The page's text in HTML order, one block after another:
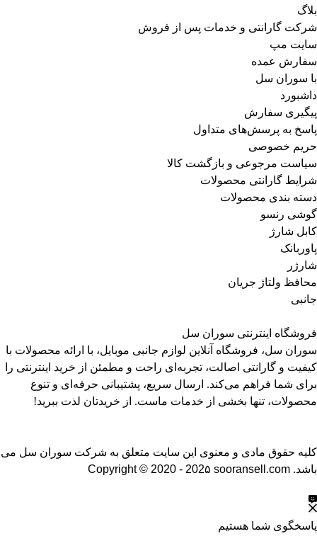
بلاگ
شرکت گارانتی و خدمات پس از فروش
سایت مپ
سفارش عمده
با سوران سل
داشبورد
پیگیری سفارش
پاسخ به پرسش‌های متداول
حریم خصوصی
سیاست مرجوعی و بازگشت کالا
شرایط گارانتی محصولات
دسته بندی محصولات
گوشی رنسو
کابل شارژ
پاوربانک
شارژر
محافظ ولتاژ جریان
جانبی
فروشگاه اینترنتی سوران سل
سوران سل، فروشگاه آنلاین لوازم جانبی موبایل، با ارائه محصولات با
کیفیت و گارانتی اصالت، تجربه‌ای راحت و مطمئن از خرید اینترنتی را
برای شما فراهم می‌کند. ارسال سریع، پشتیبانی حرفه‌ای و تنوع
محصولات، تنها بخشی از خدمات ماست. از خریدتان لذت ببرید!
کلیه حقوق مادی و معنوی این سایت متعلق به شرکت سوران سل می
باشد. Copyright © 2020 - 202۵ sooransell.com
پاسخگوی شما هستیم